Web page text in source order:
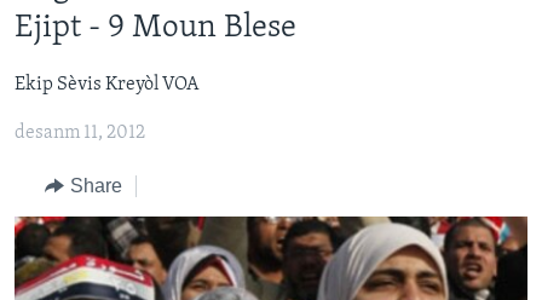
content
Skip
to
Navigation
Search
LÈZETAZINI
AMERIK LATIN
ENTÈNASYONAL
VIDEO
FLASHPOINT IKRÈN
Learning English
Ejipt - 9 Moun Blese
Ekip Sèvis Kreyòl VOA
desanm 11, 2012
Share